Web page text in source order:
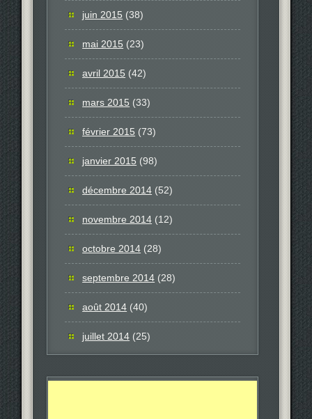
juin 2015 (38)
mai 2015 (23)
avril 2015 (42)
mars 2015 (33)
février 2015 (73)
janvier 2015 (98)
décembre 2014 (52)
novembre 2014 (12)
octobre 2014 (28)
septembre 2014 (28)
août 2014 (40)
juillet 2014 (25)